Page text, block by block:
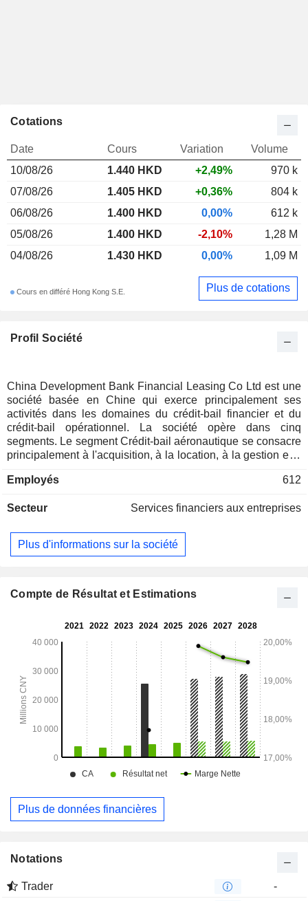
Profil Société
China Development Bank Financial Leasing Co Ltd est une
société basée en Chine qui exerce principalement ses
activités dans les domaines du crédit-bail financier et du
crédit-bail opérationnel. La société opère dans cinq
segments. Le segment Crédit-bail aéronautique se consacre
principalement à l'acquisition, à la location, à la gestion et à
pour le développement régional se consacre principalement
que d'équipements industriels développés dans des régions
« Crédit-bail maritime » est principalement dédié à la
location de navires. Le segment « Finance inclusive » est
aux machines agricoles. Le segment « Crédit-bail en
principalement dédié à la location d’infrastructures d’énergie
photovoltaïque, ainsi qu’à la location d’équipements.
Employés 612
Secteur Services financiers aux entreprises
Plus d'informations sur la société
Cotations
Date Cours Variation
Volume
10/08/26
1.440 HKD +2,49%
970 k
07/08/26
1.405 HKD +0,36%
804 k
06/08/26
1.400 HKD 0,00%
612 k
05/08/26
1.400 HKD -2,10%
1,28 M
04/08/26
1.430 HKD 0,00% 1,09 M
Cours en différé Hong Kong S.E. Plus de cotations
Compte de Résultat et Estimations
Plus de données financières
Notations
Trader
-